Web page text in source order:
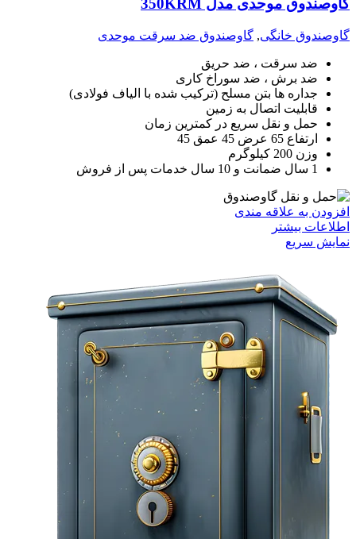
گاوصندوق موحدی مدل 350KRM
گاوصندوق خانگی, گاوصندوق ضد سرقت موحدی
ضد سرقت ، ضد حریق
ضد برش ، ضد سوراخ کاری
جداره ها بتن مسلح (ترکیب شده با الیاف فولادی)
قابلیت اتصال به زمین
حمل و نقل سریع در کمترین زمان
ارتفاع 65 عرض 45 عمق 45
وزن 200 کیلوگرم
1 سال ضمانت و 10 سال خدمات پس از فروش
افزودن به علاقه مندی
اطلاعات بیشتر
نمایش سریع